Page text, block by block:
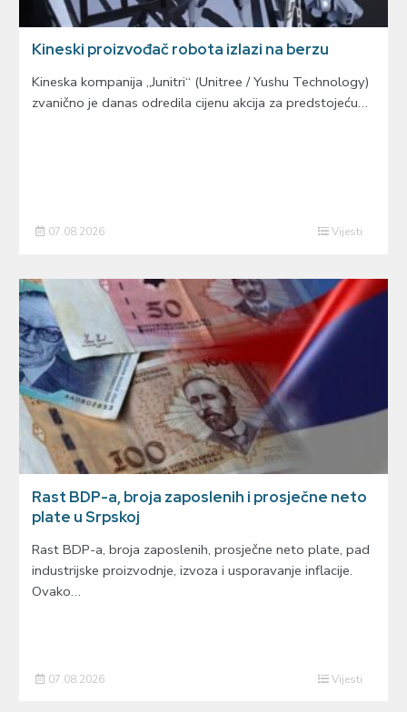
Kineski proizvođač robota izlazi na berzu
Kineska kompanija „Junitri“ (Unitree / Yushu Technology)
zvanično je danas odredila cijenu akcija za predstojeću…
07.08.2026 Vijesti
Rast BDP-a, broja zaposlenih i prosječne neto
plate u Srpskoj
Rast BDP-a, broja zaposlenih, prosječne neto plate, pad
industrijske proizvodnje, izvoza i usporavanje inflacije.
Ovako…
07.08.2026 Vijesti